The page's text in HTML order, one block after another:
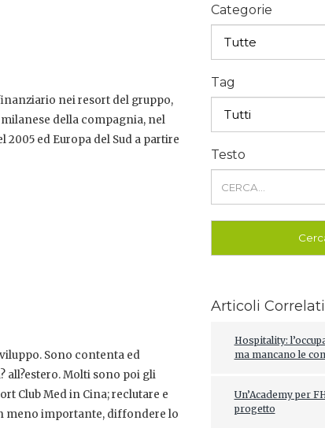
nei resort del gruppo,
della compagnia, nel
ed Europa del Sud a partire
Sono contenta ed
all?estero. Molti sono poi gli
Club Med in Cina; reclutare e
meno importante, diffondere lo
Categorie
Tag
Testo
Articoli Correlati
Hospitality:
ma mancano le
Un’Academy per
progetto